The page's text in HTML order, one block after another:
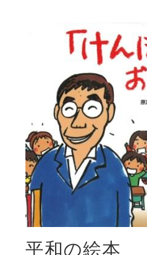
平和の絵本